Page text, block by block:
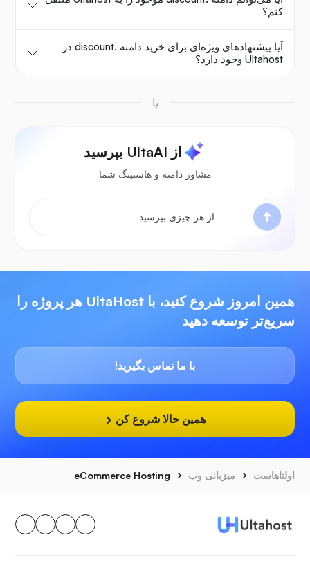
کنم؟
آیا پیشنهادهای ویژه‌ای برای خرید دامنه .discount در
Ultahost وجود دارد؟
یا
از UltaAI بپرسید
مشاور دامنه و هاستینگ شما
همین امروز شروع کنید، با UltaHost هر پروژه را
سریع‌تر توسعه دهید
با ما تماس بگیرید!
همین حالا شروع کن
اولتاهاست میزبانی وب eCommerce Hosting